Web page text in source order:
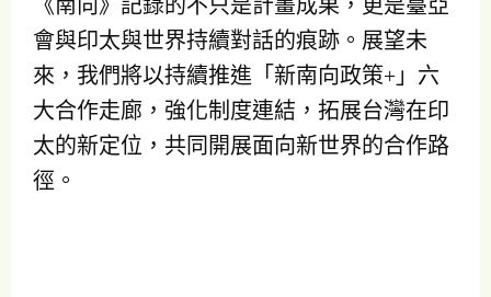
《南向》記錄的不只是計畫成果，更是臺亞
會與印太與世界持續對話的痕跡。展望未
來，我們將以持續推進「新南向政策+」六
大合作走廊，強化制度連結，拓展台灣在印
太的新定位，共同開展面向新世界的合作路
徑。